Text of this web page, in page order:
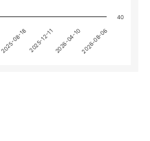
2025-08-18 2025-12-112026-04-102026-08-06
40